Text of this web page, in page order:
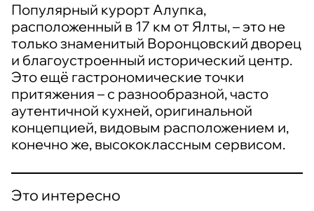
Популярный курорт Алупка,
расположенный в 17 км от Ялты, – это не
только знаменитый Воронцовский дворец
и благоустроенный исторический центр.
Это ещё гастрономические точки
притяжения – с разнообразной, часто
аутентичной кухней, оригинальной
концепцией, видовым расположением и,
конечно же, высококлассным сервисом.
Это интересно